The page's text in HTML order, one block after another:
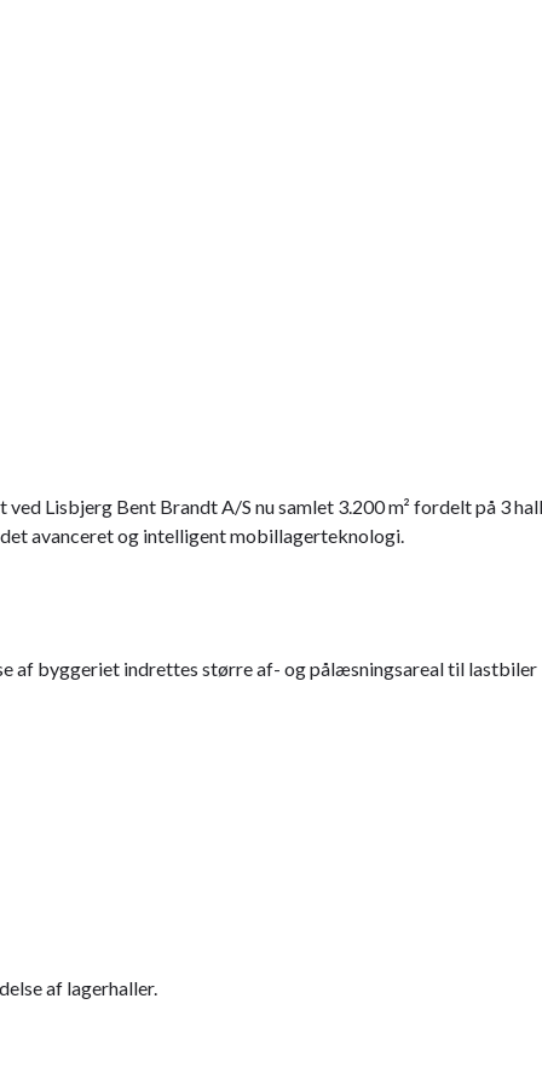
Lisbjerg Bent Brandt A/S nu samlet 3.200 m² fordelt på 3
avanceret og intelligent mobillagerteknologi.
af byggeriet indrettes større af- og pålæsningsareal til lastbiler